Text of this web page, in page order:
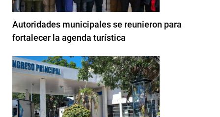
Autoridades municipales se reunieron para
fortalecer la agenda turística